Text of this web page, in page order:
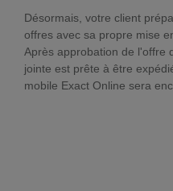
Désormais, votre client
offres avec sa propre mise
Après approbation de l'offre
jointe est prête à être
mobile Exact Online sera